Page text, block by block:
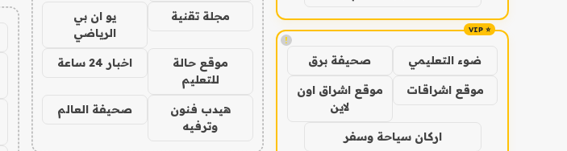
!
ضوء التعليمي صحيفة برق
موقع اشراقات
موقع اشراق اون
لاين
اركان سياحة وسفر
مجلة تقنية
يو ان بي
الرياضي
موقع حالة
للتعليم
اخبار 24 ساعة
هيدب فنون
وترفيه
صحيفة العالم